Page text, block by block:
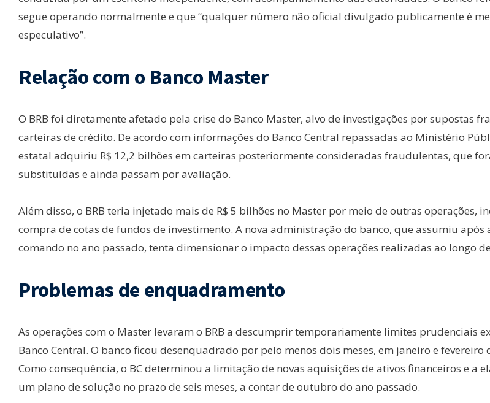
segue operando normalmente e que “qualquer número não oficial divulgado publicamente é
especulativo”.
Relação com o Banco Master
O BRB foi diretamente afetado pela crise do Banco Master, alvo de investigações por supostas
carteiras de crédito. De acordo com informações do Banco Central repassadas ao Ministério
estatal adquiriu R$ 12,2 bilhões em carteiras posteriormente consideradas fraudulentas, que
substituídas e ainda passam por avaliação.
Além disso, o BRB teria injetado mais de R$ 5 bilhões no Master por meio de outras operações,
compra de cotas de fundos de investimento. A nova administração do banco, que assumiu após
comando no ano passado, tenta dimensionar o impacto dessas operações realizadas ao longo
Problemas de enquadramento
As operações com o Master levaram o BRB a descumprir temporariamente limites prudenciais
Banco Central. O banco ficou desenquadrado por pelo menos dois meses, em janeiro e fevereiro
Como consequência, o BC determinou a limitação de novas aquisições de ativos financeiros e a
um plano de solução no prazo de seis meses, a contar de outubro do ano passado.